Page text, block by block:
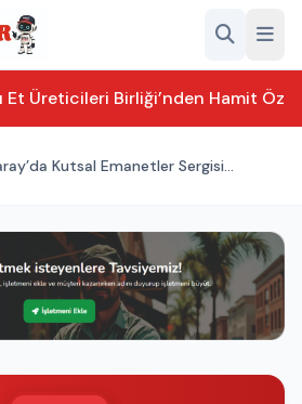
Et Üreticileri Birliği’nden Hamit
Kutsal Emanetler Sergisi